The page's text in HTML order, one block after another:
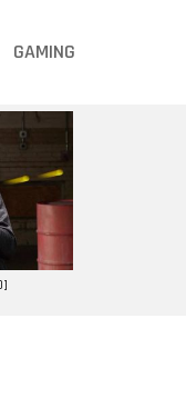
GAMING